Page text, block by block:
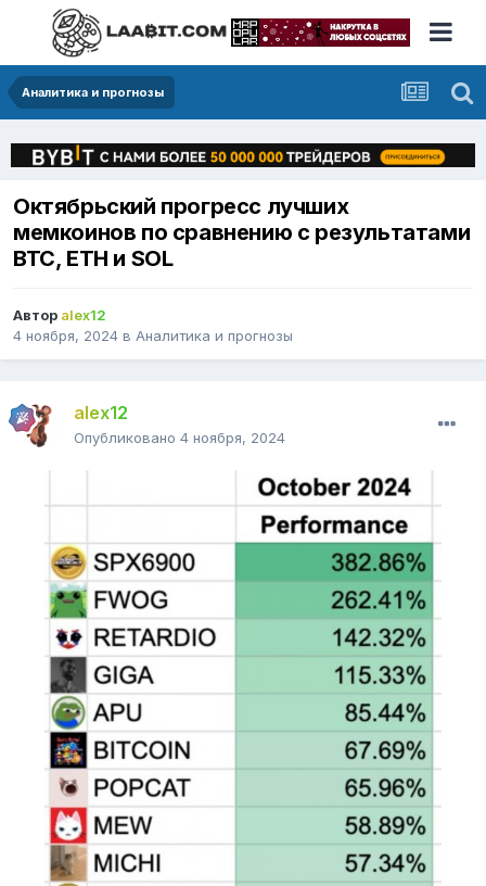
Аналитика и прогнозы
Октябрьский прогресс лучших
мемкоинов по сравнению с результатами
BTC, ETH и SOL
Автор alex12
4 ноября, 2024 в Аналитика и прогнозы
alex12
Опубликовано 4 ноября, 2024